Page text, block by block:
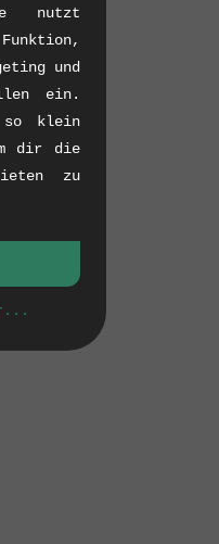
nutzt
und
ein.
so klein
dir die
zu